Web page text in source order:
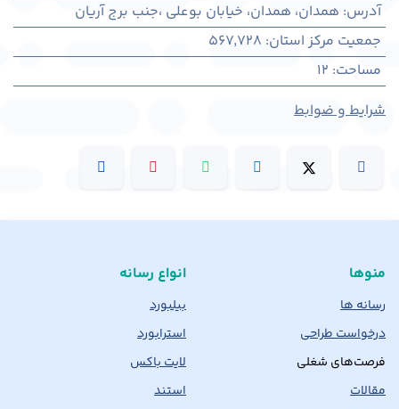
آدرس: همدان، همدان، خیابان بوعلی ،جنب برج آریان
جمعیت مرکز استان:
567,728
مساحت:
12
شرایط و ضوابط
منوها
رسانه ها
درخواست طراحی
فرصت‌های شغلی
مقالات
انواع رسانه
بیلبورد
استرابورد
لایت باکس
استند